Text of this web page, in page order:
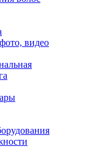
видео